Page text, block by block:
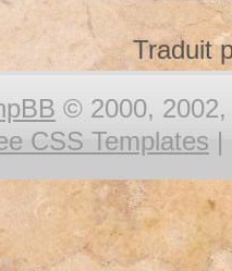
Traduit
© 2000, 2002,
CSS Templates |